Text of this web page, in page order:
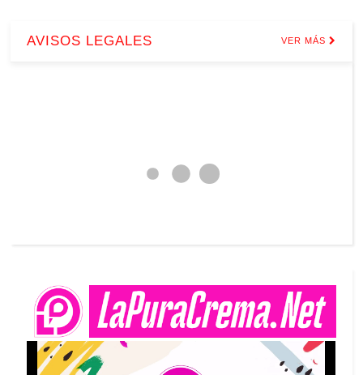
AVISOS LEGALES VER MÁS